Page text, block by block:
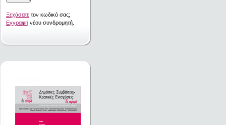
Ξεχάσατε τον κωδικό σας;
Εγγραφή νέου συνδρομητή.